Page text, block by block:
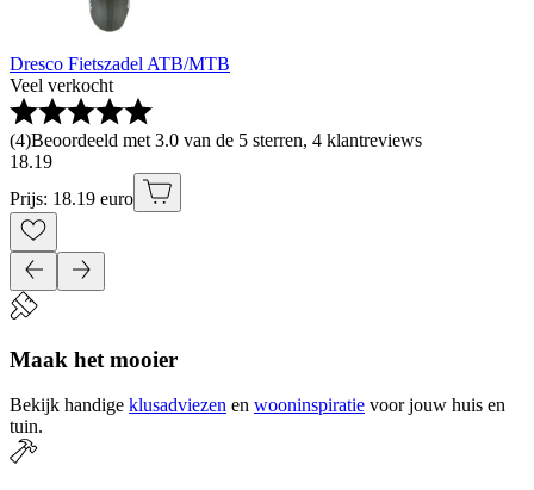
Dresco Fietszadel ATB/MTB
Veel verkocht
(4)Beoordeeld met 3.0 van de 5 sterren, 4 klantreviews
18.19
Prijs: 18.19 euro
Maak het mooier
Bekijk handige klusadviezen en wooninspiratie voor jouw huis en
tuin.